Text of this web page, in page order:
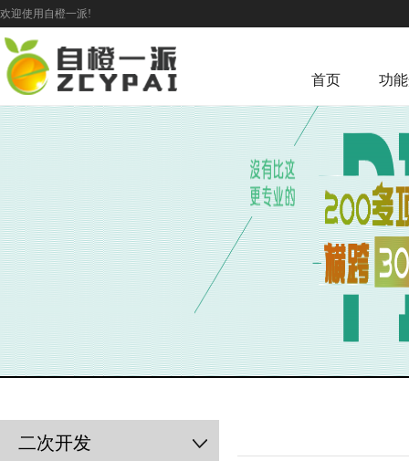
欢迎使用自橙一派!
首页 功
二次开发